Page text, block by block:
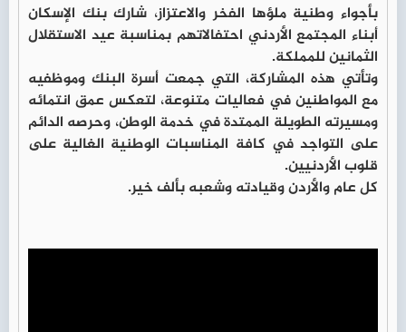
بأجواء وطنية ملؤها الفخر والاعتزاز، شارك بنك الإسكان
أبناء المجتمع الأردني احتفالاتهم بمناسبة عيد الاستقلال
الثمانين للمملكة.
وتأتي هذه المشاركة، التي جمعت أسرة البنك وموظفيه
مع المواطنين في فعاليات متنوعة، لتعكس عمق انتمائه
ومسيرته الطويلة الممتدة في خدمة الوطن، وحرصه الدائم
على التواجد في كافة المناسبات الوطنية الغالية على
قلوب الأردنيين.
كل عام والأردن وقيادته وشعبه بألف خير.